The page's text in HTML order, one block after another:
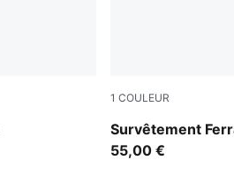
1 COULEUR
Survêtement
Rosso Corsa-
55,00 €